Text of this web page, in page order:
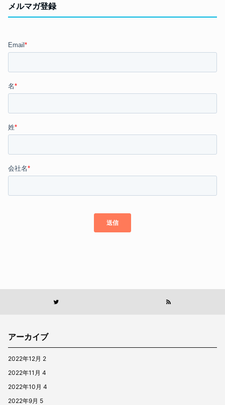
メルマガ登録
アーカイブ
2022年12月 2
2022年11月 4
2022年10月 4
2022年9月 5